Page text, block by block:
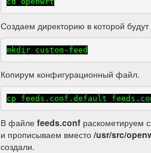
Создаем директорию в которой
mkdir custom-feed
Копирум конфигурационный файл.
cp feeds.conf.default
В файле feeds.confраскометируем
и прописываем вместо /usr/src/
создали.